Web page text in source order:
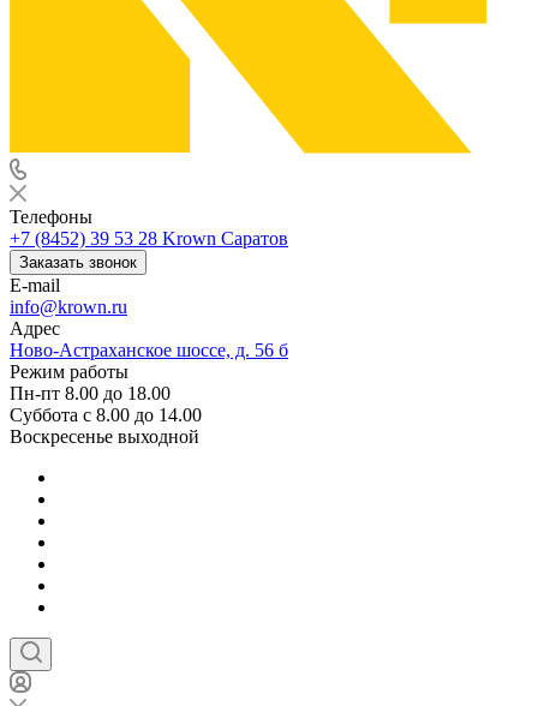
Телефоны
+7 (8452) 39 53 28 Krown Саратов
Заказать звонок
E-mail
info@krown.ru
Адрес
Ново-Астраханское шоссе, д. 56 б
Режим работы
Пн-пт 8.00 до 18.00
Суббота с 8.00 до 14.00
Воскресенье выходной